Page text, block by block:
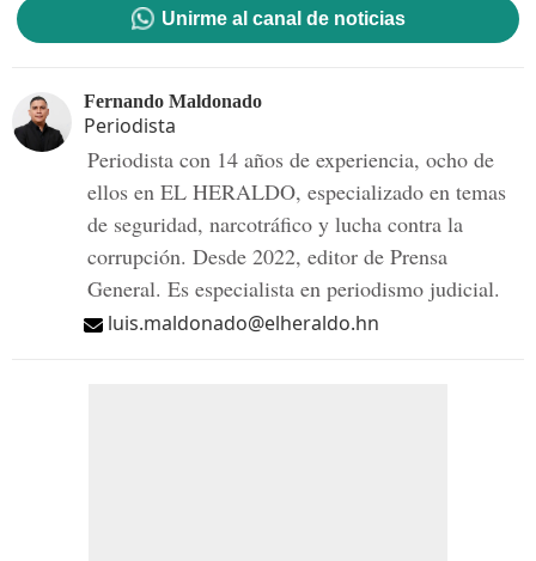
Unirme al canal de noticias
Fernando Maldonado
Periodista
Periodista con 14 años de experiencia, ocho de
ellos en EL HERALDO, especializado en temas
de seguridad, narcotráfico y lucha contra la
corrupción. Desde 2022, editor de Prensa
General. Es especialista en periodismo judicial.
luis.maldonado@elheraldo.hn